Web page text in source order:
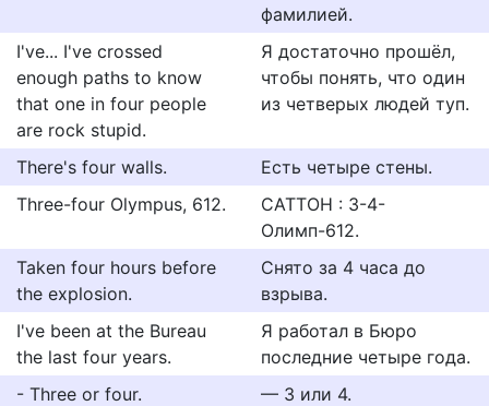
фамилией.
I've... I've crossed
enough paths to know
that one in four people
are rock stupid.
Я достаточно прошёл,
чтобы понять, что один
из четверых людей туп.
There's four walls.
Есть четыре стены.
Three-four Olympus, 612.
САТТОН : 3-4-
Олимп-612.
Taken four hours before
the explosion.
Снято за 4 часа до
взрыва.
I've been at the Bureau
the last four years.
Я работал в Бюро
последние четыре года.
- Three or four.
— 3 или 4.